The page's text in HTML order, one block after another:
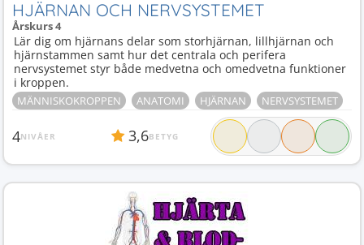
HJÄRNAN OCH NERVSYSTEMET
Årskurs 4
Lär dig om hjärnans delar som storhjärnan, lillhjärnan och
hjärnstammen samt hur det centrala och perifera
nervsystemet styr både medvetna och omedvetna funktioner
i kroppen.
MÄNNISKOKROPPEN ANATOMI HJÄRNAN NERVSYSTEMET
4NIVÅER 3,6BETYG